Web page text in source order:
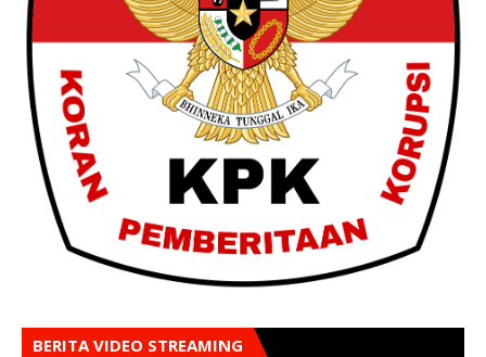
BERITA VIDEO STREAMING